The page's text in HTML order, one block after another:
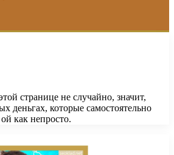
странице не случайно, значит,
деньгах, которые самостоятельно
как непросто.